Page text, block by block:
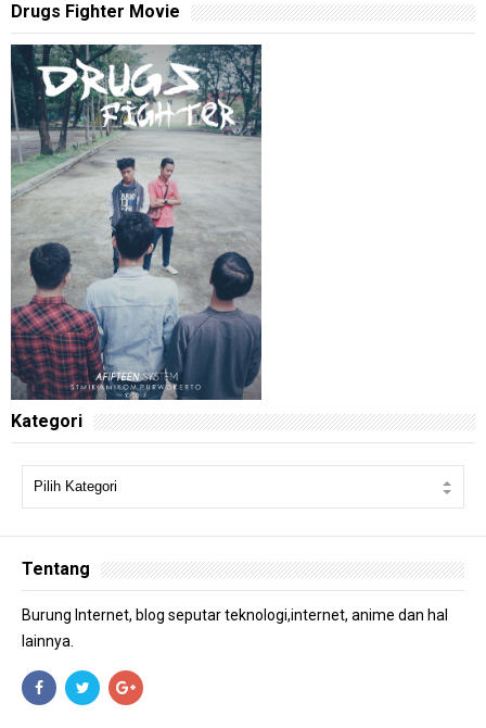
Drugs Fighter Movie
Kategori
Tentang
Burung Internet, blog seputar teknologi,internet, anime dan hal
lainnya.